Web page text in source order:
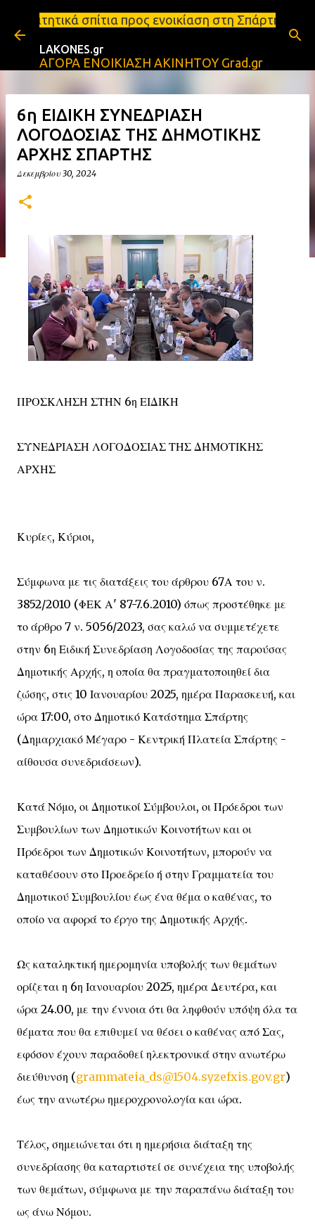
Μετάβαση στο κύριο περιεχόμενο
προς ενοικίαση στη Σπάρτη Ενοικιάσεις
LAKONES.gr
ΑΓΟΡΑ ΕΝΟΙΚΙΑΣΗ ΑΚΙΝΗΤΟΥ Grad.gr
6η ΕΙΔΙΚΗ ΣΥΝΕΔΡΙΑΣΗ
ΛΟΓΟΔΟΣΙΑΣ ΤΗΣ ΔΗΜΟΤΙΚΗΣ
ΑΡΧΗΣ ΣΠΑΡΤΗΣ
Δεκεμβρίου 30, 2024
ΠΡΟΣΚΛΗΣΗ ΣΤΗΝ 6η ΕΙΔΙΚΗ
ΣΥΝΕΔΡΙΑΣΗ ΛΟΓΟΔΟΣΙΑΣ ΤΗΣ ΔΗΜΟΤΙΚΗΣ
ΑΡΧΗΣ
Κυρίες, Κύριοι,
Σύμφωνα με τις διατάξεις του άρθρου 67Α του ν.
3852/2010 (ΦΕΚ Α' 87-7.6.2010) όπως προστέθηκε με
το άρθρο 7 ν. 5056/2023, σας καλώ να συμμετέχετε
στην 6η Ειδική Συνεδρίαση Λογοδοσίας της παρούσας
Δημοτικής Αρχής, η οποία θα πραγματοποιηθεί δια
ζώσης, στις 10 Ιανουαρίου 2025, ημέρα Παρασκευή, και
ώρα 17:00, στο Δημοτικό Κατάστημα Σπάρτης
(Δημαρχιακό Μέγαρο - Κεντρική Πλατεία Σπάρτης -
αίθουσα συνεδριάσεων).
Κατά Νόμο, οι Δημοτικοί Σύμβουλοι, οι Πρόεδροι των
Συμβουλίων των Δημοτικών Κοινοτήτων και οι
Πρόεδροι των Δημοτικών Κοινοτήτων, μπορούν να
καταθέσουν στο Προεδρείο ή στην Γραμματεία του
Δημοτικού Συμβουλίου έως ένα θέμα ο καθένας, το
οποίο να αφορά το έργο της Δημοτικής Αρχής.
Ως καταληκτική ημερομηνία υποβολής των θεμάτων
ορίζεται η 6η Ιανουαρίου 2025, ημέρα Δευτέρα, και
ώρα 24.00, με την έννοια ότι θα ληφθούν υπόψη όλα τα
θέματα που θα επιθυμεί να θέσει ο καθένας από Σας,
εφόσον έχουν παραδοθεί ηλεκτρονικά στην ανωτέρω
διεύθυνση (grammateia_ds@1504.syzefxis.gov.gr)
έως την ανωτέρω ημεροχρονολογία και ώρα.
Τέλος, σημειώνεται ότι η ημερήσια διάταξη της
συνεδρίασης θα καταρτιστεί σε συνέχεια της υποβολής
των θεμάτων, σύμφωνα με την παραπάνω διάταξη του
ως άνω Νόμου.